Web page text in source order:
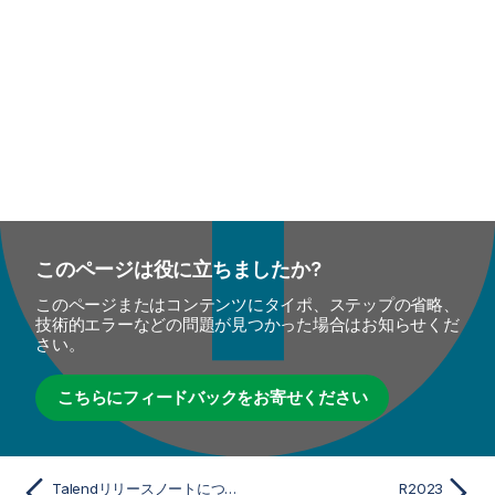
このページは役に立ちましたか?
このページまたはコンテンツにタイポ、ステップの省略、
技術的エラーなどの問題が見つかった場合はお知らせくだ
さい。
こちらにフィードバックをお寄せください
Talendリリースノートについて R2023